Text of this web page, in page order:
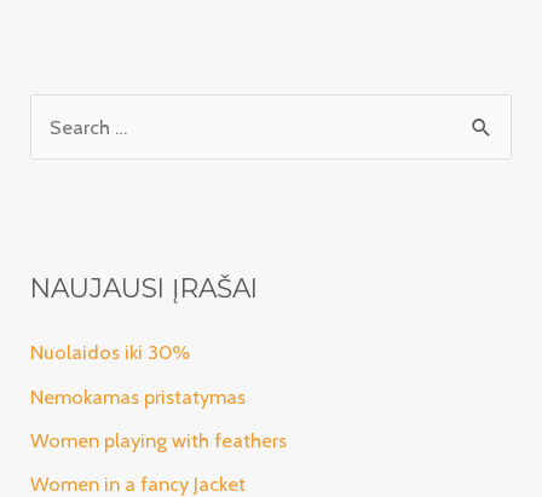
t
i
NAUJAUSI ĮRAŠAI
Nuolaidos iki 30%
Nemokamas pristatymas
Women playing with feathers
Women in a fancy Jacket